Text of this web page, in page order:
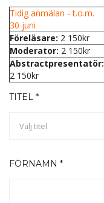
Tidig anmälan - t.o.m.
30 juni
Föreläsare: 2 150kr
Moderator: 2 150kr
Abstractpresentatör:
2 150kr
TITEL *
Välj titel
FÖRNAMN *